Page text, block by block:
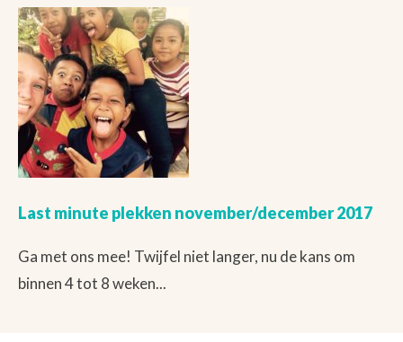
Last minute plekken november/december 2017
Ga met ons mee! Twijfel niet langer, nu de kans om
binnen 4 tot 8 weken...